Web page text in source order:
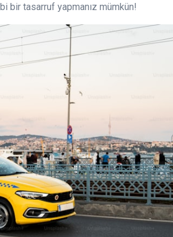
bir tasarruf yapmanız mümkün!